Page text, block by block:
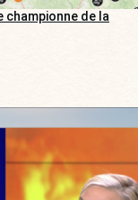
championne de la